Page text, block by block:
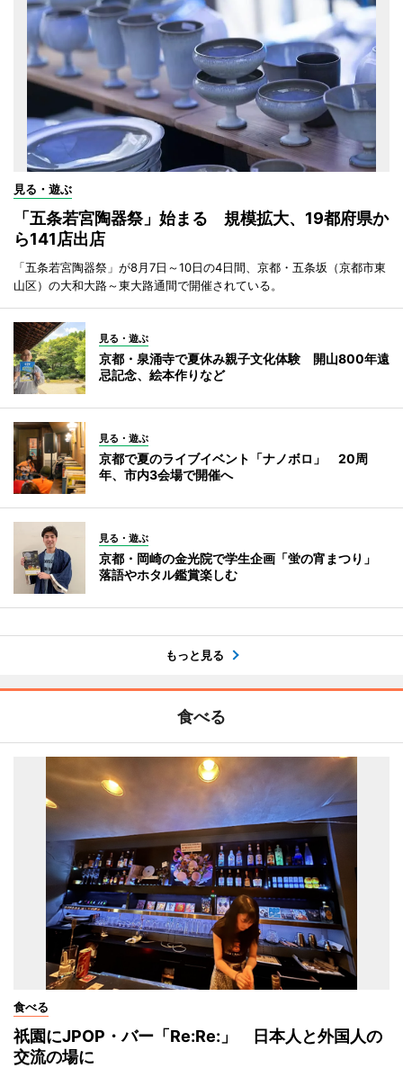
見る・遊ぶ
「五条若宮陶器祭」始まる 規模拡大、19都府県か
ら141店出店
「五条若宮陶器祭」が8月7日～10日の4日間、京都・五条坂（京都市東
山区）の大和大路～東大路通間で開催されている。
見る・遊ぶ
京都・泉涌寺で夏休み親子文化体験 開山800年遠
忌記念、絵本作りなど
見る・遊ぶ
京都で夏のライブイベント「ナノボロ」 20周
年、市内3会場で開催へ
見る・遊ぶ
京都・岡崎の金光院で学生企画「蛍の宵まつり」
落語やホタル鑑賞楽しむ
もっと見る
食べる
食べる
祇園にJPOP・バー「Re:Re:」 日本人と外国人の
交流の場に